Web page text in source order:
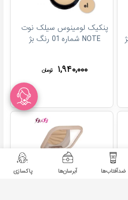
پنکیک لومینوس سیلک نوت
NOTE شماره 01 رنگ بژ
۱,۹۴۰,۰۰۰ تومان
ضدآفتاب‌ها آبرسان‌ها پاکسازی